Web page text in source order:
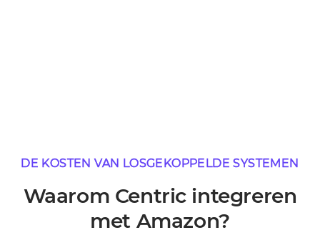
DE KOSTEN VAN LOSGEKOPPELDE SYSTEMEN
Waarom Centric integreren
met Amazon?